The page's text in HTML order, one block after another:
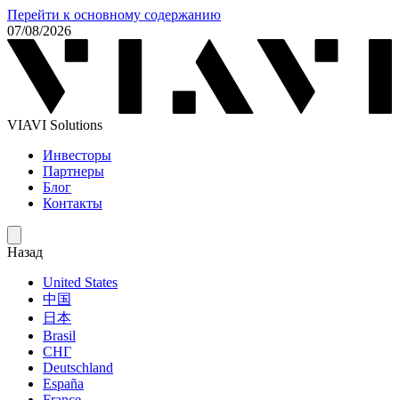
Перейти к основному содержанию
07/08/2026
VIAVI Solutions
Инвесторы
Партнеры
Блог
Контакты
Назад
United States
中国
日本
Brasil
СНГ
Deutschland
España